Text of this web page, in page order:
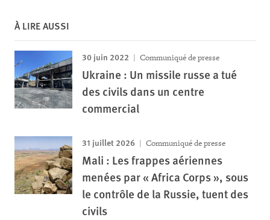
À LIRE AUSSI
30 juin 2022 Communiqué de presse
Ukraine : Un missile russe a tué
des civils dans un centre
commercial
31 juillet 2026 Communiqué de presse
Mali : Les frappes aériennes
menées par « Africa Corps », sous
le contrôle de la Russie, tuent des
civils